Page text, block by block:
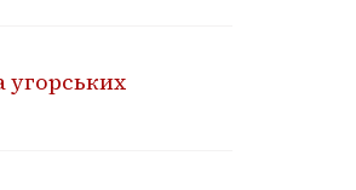
угорських